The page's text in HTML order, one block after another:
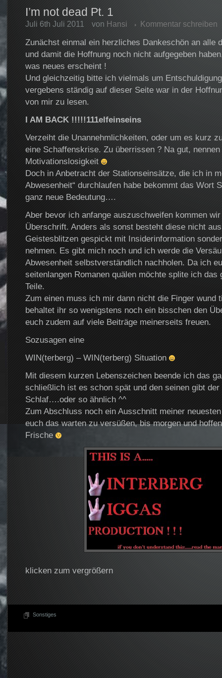
I’m not dead Pt. 1
Juli 6th Juli 2011 von Hansi Kommentar schreiben
Zunächst einmal ein herzliches Dankeschön an alle
und damit die Hoffnung noch nicht aufgegeben
was neues erscheint !
Und gleichzeitig bitte ich vielmals um
vergebens ständig auf dieser Seite war in der
von mir zu lesen.
I AM BACK !!!!!111elfeinseins
Verzeiht die Unannehmlichkeiten, oder um es kurz
eine Schaffenskrise. Zu überrissen ? Na gut,
Motivationslosigkeit
Doch in Anbetracht der Stationseinsätze, die ich in
Abwesenheit“ durchlaufen habe bekommt das Wort
ganz neue Bedeutung….
Aber bevor ich anfange auszuschweifen kommen
Überschrift. Anders als sonst besteht diese nicht
Geistesblitzen gespickt mit Insiderinformation
nehmen. Es gibt mich noch und ich werde die
Abwesenheit selbstverständlich nachholen. Da ich
seitenlangen Romanen quälen möchte splite ich das
Teile.
Zum einen muss ich mir dann nicht die Finger wund
behaltet ihr so wenigstens noch ein bisschen den
euch zudem auf viele Beiträge meinerseits freuen.
Sozusagen eine
WIN(terberg) – WIN(terberg) Situation
Mit diesem kurzen Lebenszeichen beende ich das
schließlich ist es schon spät und den seinen gibt der
Schlaf….oder so ähnlich ^^
Zum Abschluss noch ein Ausschnitt meiner
euch das warten zu versüßen, bis morgen und
Frische
klicken zum vergrößern
Sonstiges